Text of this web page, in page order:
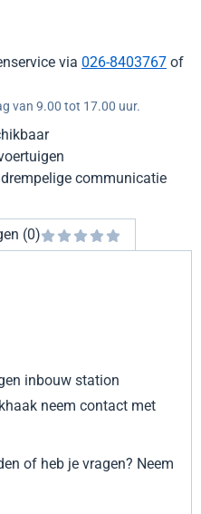
via 026-8403767 of
van 9.00 tot 17.00 uur.
communicatie
(0)
inbouw station
neem contact met
of heb je vragen? Neem